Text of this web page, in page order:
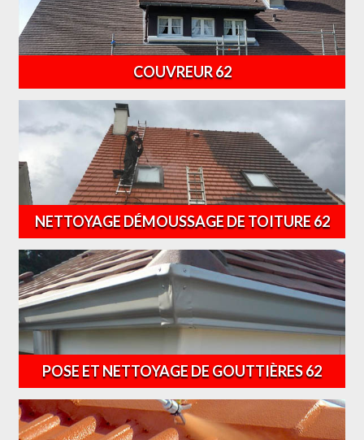
COUVREUR 62
NETTOYAGE DÉMOUSSAGE DE TOITURE 62
POSE ET NETTOYAGE DE GOUTTIÈRES 62